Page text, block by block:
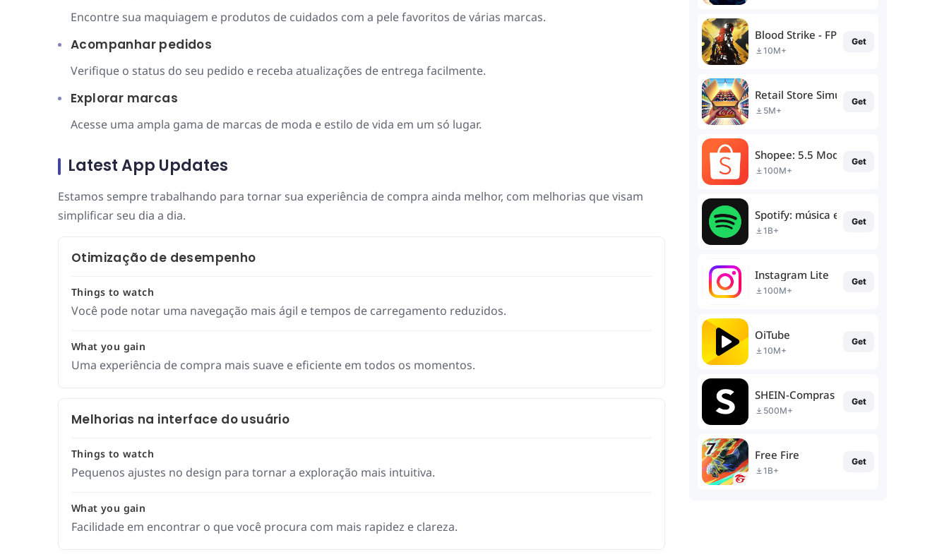
Encontre sua maquiagem e produtos de cuidados com a pele favoritos de várias marcas.
Acompanhar pedidos
Verifique o status do seu pedido e receba atualizações de entrega facilmente.
Explorar marcas
Acesse uma ampla gama de marcas de moda e estilo de vida em um só lugar.
Latest App Updates
Estamos sempre trabalhando para tornar sua experiência de compra ainda melhor, com melhorias que visam
simplificar seu dia a dia.
Otimização de desempenho
Things to watch
Você pode notar uma navegação mais ágil e tempos de carregamento reduzidos.
What you gain
Uma experiência de compra mais suave e eficiente em todos os momentos.
Melhorias na interface do usuário
Things to watch
Pequenos ajustes no design para tornar a exploração mais intuitiva.
What you gain
Facilidade em encontrar o que você procura com mais rapidez e clareza.
Blood Strike - FPS for all
10M+
Get
Retail Store Simulator
5M+
Get
Shopee: 5.5 Moda e Beleza
100M+
Get
Spotify: música e podcasts
1B+
Get
Instagram Lite
100M+
Get
OiTube
10M+
Get
SHEIN-Compras Online
500M+
Get
Free Fire
1B+
Get